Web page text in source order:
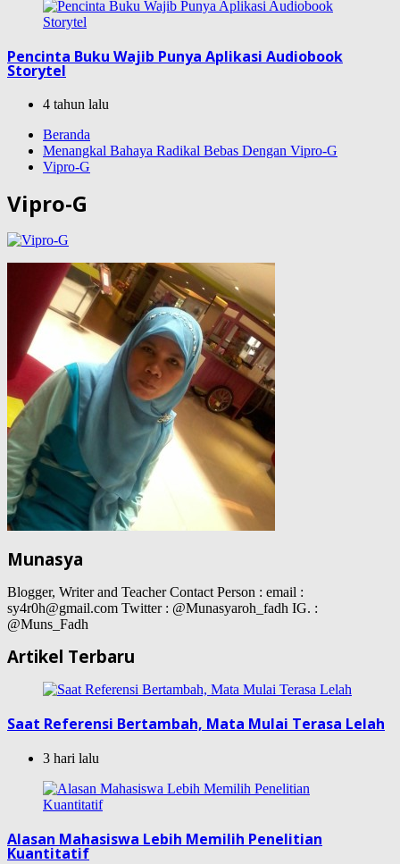
Pencinta Buku Wajib Punya Aplikasi Audiobook
Storytel
4 tahun lalu
Beranda
Menangkal Bahaya Radikal Bebas Dengan Vipro-G
Vipro-G
Vipro-G
Munasya
Blogger, Writer and Teacher Contact Person : email :
sy4r0h@gmail.com Twitter : @Munasyaroh_fadh IG. :
@Muns_Fadh
Artikel Terbaru
Saat Referensi Bertambah, Mata Mulai Terasa Lelah
3 hari lalu
Alasan Mahasiswa Lebih Memilih Penelitian
Kuantitatif